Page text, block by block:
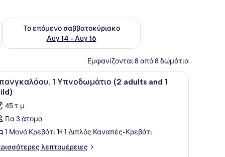
σαββατοκύριακο Αυγ 7 - Αυγ 9
Το επόμενο σαββατοκύριακο
Αυγ 14 - Αυγ 16
Έλεγχος διαθεσιμότητας για το επόμενο σαββατοκύριακο
Εμφανίζονται 8 από 8 δωμάτια
κρεβατάκια μωρού 1 υπνοδωμάτιο, γραφείο, δωρεάν
15
1 Υπνοδωμάτιο (2 adults and 1
45 τ.μ.
Για 3 άτομα
1 Μονό Κρεβάτι Ή 1 Διπλός Καναπές-Κρεβάτι
λεπτομέρειες